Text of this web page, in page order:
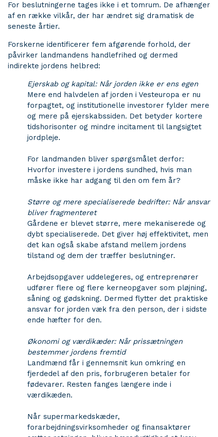
For beslutningerne tages ikke i et tomrum. De afhænger
af en række vilkår, der har ændret sig dramatisk de
seneste årtier.
Forskerne identificerer fem afgørende forhold, der
påvirker landmandens handlefrihed og dermed
indirekte jordens helbred:
Ejerskab og kapital: Når jorden ikke er ens egen
Mere end halvdelen af jorden i Vesteuropa er nu
forpagtet, og institutionelle investorer fylder mere
og mere på ejerskabssiden. Det betyder kortere
tidshorisonter og mindre incitament til langsigtet
jordpleje.
For landmanden bliver spørgsmålet derfor:
Hvorfor investere i jordens sundhed, hvis man
måske ikke har adgang til den om fem år?
Større og mere specialiserede bedrifter: Når ansvar
bliver fragmenteret
Gårdene er blevet større, mere mekaniserede og
dybt specialiserede. Det giver høj effektivitet, men
det kan også skabe afstand mellem jordens
tilstand og dem der træffer beslutninger.
Arbejdsopgaver uddelegeres, og entreprenører
udfører flere og flere kerneopgaver som pløjning,
såning og gødskning. Dermed flytter det praktiske
ansvar for jorden væk fra den person, der i sidste
ende hæfter for den.
Økonomi og værdikæder: Når prissætningen
bestemmer jordens fremtid
Landmænd får i gennemsnit kun omkring en
fjerdedel af den pris, forbrugeren betaler for
fødevarer. Resten fanges længere inde i
værdikæden.
Når supermarkedskæder,
forarbejdningsvirksomheder og finansaktører